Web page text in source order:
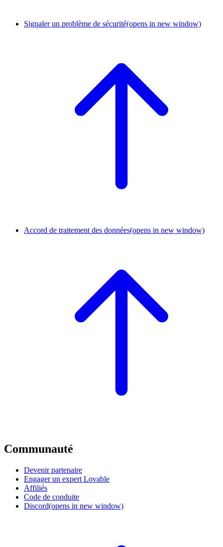
Signaler un problème de sécurité(opens in new window)
Accord de traitement des données(opens in new window)
Communauté
Devenir partenaire
Engager un expert Lovable
Affiliés
Code de conduite
Discord(opens in new window)